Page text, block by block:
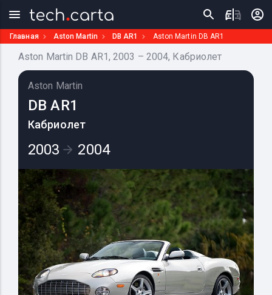
Главная Aston Martin DB AR1 Aston Martin DB AR1
Aston Martin DB AR1, 2003 – 2004, Кабриолет
Aston Martin
DB AR1
Кабриолет
2003 2004